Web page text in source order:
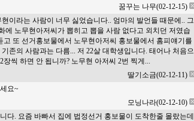
꿈꾸는 나무(02-12-15)
이라는 사람이 너무 싫었습니다.. 엄마의 발언들 때문에.. 그
에 노무현아저씨가 뽑히고 뽑을 사람 없다고 외치던 저였습
또 선거홍보물에서 노무현아저씨 홍보물에서 홈피얘기를
존의 사람과는 다름... 저 22살 대학생입니다. 태어나 처음으
씩 하면 안 됩니까? 노무현 아저씨 2번 찍게...
딸기소금(02-12-11)
요~
모닝나라(02-12-10)
다. 요즘 바빠서 집에 법정선거 홍보물이 도착한줄 몰랐는데